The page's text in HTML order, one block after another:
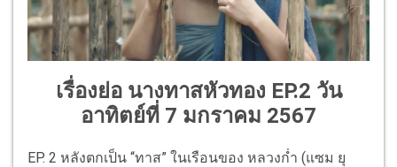
เรื่องย่อ นางทาสหัวทอง EP.2 วัน
อาทิตย์ที่ 7 มกราคม 2567
EP. 2 หลังตกเป็น “ทาส” ในเรือนของ หลวงก่ำ (แซม ยุ